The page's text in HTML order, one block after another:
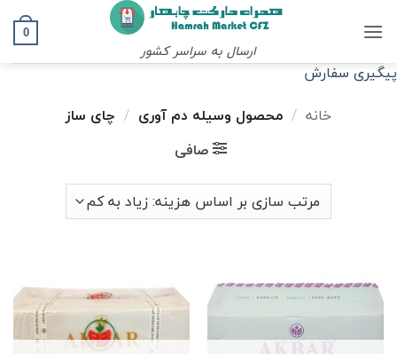
ارسال به سراسر کشور
0
پیگیری سفارش
خانه / محصول وسیله دم آوری / چای ساز
صافی